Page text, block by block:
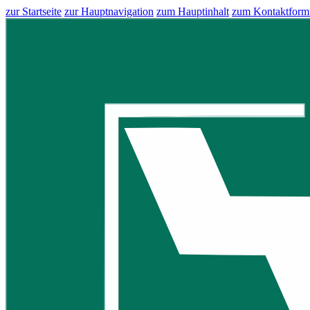
zur Startseite zur Hauptnavigation zum Hauptinhalt zum